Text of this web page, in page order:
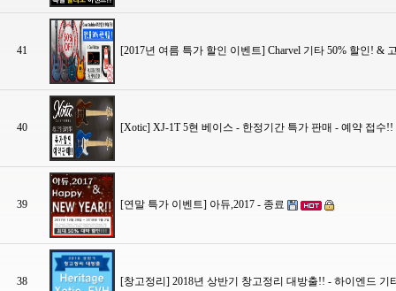
41 [2017년 여름 특가 할인 이벤트] Charvel 기타 50% 할인! &
40 [Xotic] XJ-1T 5현 베이스 - 한정기간 특가 판매 - 예약 접수!!
39 [연말 특가 이벤트] 아듀,2017 - 종료
38 [창고정리] 2018년 상반기 창고정리 대방출!! - 하이엔드